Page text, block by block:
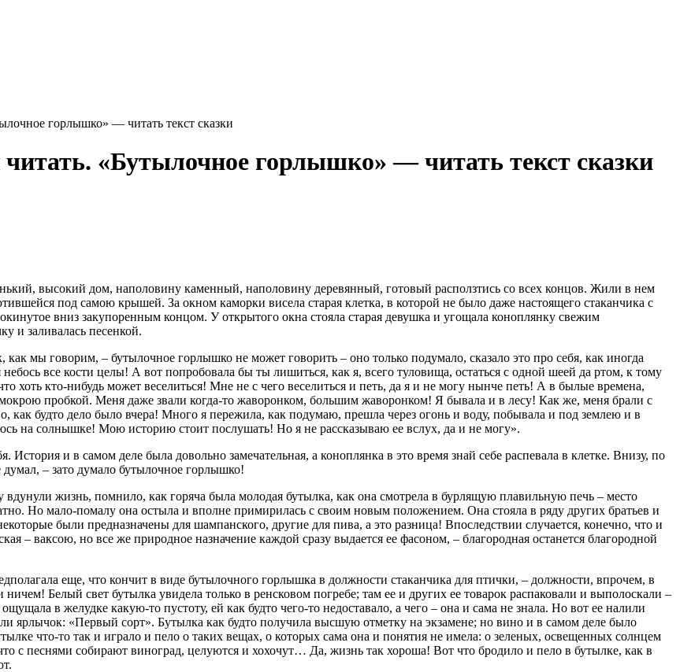
горлышко» — читать текст сказки
«Бутылочное горлышко» — читать текст сказки
высокий дом, наполовину каменный, наполовину деревянный, готовый расползтись со всех концов. Жили в нем
под самою крышей. За окном каморки висела старая клетка, в которой не было даже настоящего стаканчика с
вниз закупоренным концом. У открытого окна стояла старая девушка и угощала коноплянку свежим
и заливалась песенкой.
мы говорим, – бутылочное горлышко не может говорить – оно только подумало, сказало это про себя, как иногда
все кости целы! А вот попробовала бы ты лишиться, как я, всего туловища, остаться с одной шеей да ртом, к тому
хоть кто-нибудь может веселиться! Мне не с чего веселиться и петь, да я и не могу нынче петь! А в былые времена,
пробкой. Меня даже звали когда-то жаворонком, большим жаворонком! Я бывала и в лесу! Как же, меня брали с
будто дело было вчера! Много я пережила, как подумаю, прешла через огонь и воду, побывала и под землею и в
на солнышке! Мою историю стоит послушать! Но я не рассказываю ее вслух, да и не могу».
История и в самом деле была довольно замечательная, а коноплянка в это время знай себе распевала в клетке. Внизу, по
– зато думало бутылочное горлышко!
жизнь, помнило, как горяча была молодая бутылка, как она смотрела в бурлящую плавильную печь – место
Но мало-помалу она остыла и вполне примирилась с своим новым положением. Она стояла в ряду других братьев и
были предназначены для шампанского, другие для пива, а это разница! Впоследствии случается, конечно, что и
– ваксою, но все же природное назначение каждой сразу выдается ее фасоном, – благородная останется благородной
еще, что кончит в виде бутылочного горлышка в должности стаканчика для птички, – должности, впрочем, в
Белый свет бутылка увидела только в ренсковом погребе; там ее и других ее товарок распаковали и выполоскали –
в желудке какую-то пустоту, ей как будто чего-то недоставало, а чего – она и сама не знала. Но вот ее налили
ярлычок: «Первый сорт». Бутылка как будто получила высшую отметку на экзамене; но вино и в самом деле было
что-то так и играло и пело о таких вещах, о которых сама она и понятия не имела: о зеленых, освещенных солнцем
с песнями собирают виноград, целуются и хохочут… Да, жизнь так хороша! Вот что бродило и пело в бутылке, как в